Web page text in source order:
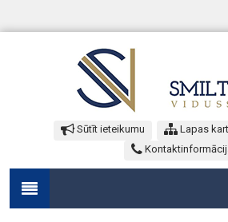
Sūtīt ieteikumu Lapas